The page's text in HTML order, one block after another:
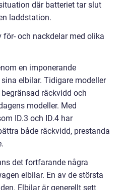
där batteriet tar slut
laddstation.
och nackdelar med olika
en imponerande
elbilar. Tidigare modeller
räckvidd och
modeller. Med
ID.3 och ID.4 har
både räckvidd, prestanda
det fortfarande några
elbilar. En av de största
Elbilar är generellt sett